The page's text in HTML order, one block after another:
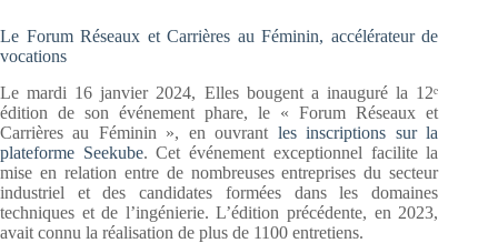
Le Forum Réseaux et Carrières au Féminin, accélérateur de
vocations
Le mardi 16 janvier 2024, Elles bougent a inauguré la 12ᵉ
édition de son événement phare, le « Forum Réseaux et
Carrières au Féminin », en ouvrant les inscriptions sur la
plateforme Seekube. Cet événement exceptionnel facilite la
mise en relation entre de nombreuses entreprises du secteur
industriel et des candidates formées dans les domaines
techniques et de l’ingénierie. L’édition précédente, en 2023,
avait connu la réalisation de plus de 1100 entretiens.